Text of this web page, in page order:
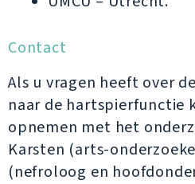
Contact
Als u vragen heeft over
naar de hartspierfunctie
opnemen met het
Karsten (arts-
(nefroloog en